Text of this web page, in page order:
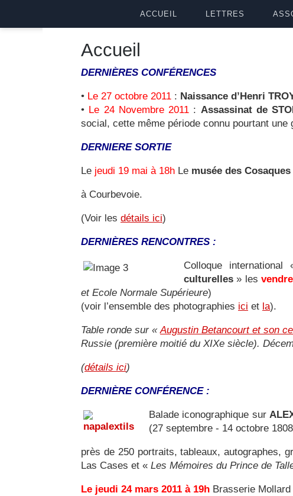
ACCUEIL LETTRES
Accueil
DERNIÈRES CONFÉRENCES
• Le 27 octobre 2011 : Naissance d’Henri
• Le 24 Novembre 2011 : Assassinat de
social, cette même période connu pourtant
DERNIERE SORTIE
Le jeudi 19 mai à 18h Le musée des
à Courbevoie.
(Voir les détails ici)
DERNIÈRES RENCONTRES :
Colloque international
culturelles » les
et Ecole Normale Supérieure)
(voir l’ensemble des photographies ici et la).
Table ronde sur «Augustin Betancourt et son
Russie (première moitié du XIXe siècle).
(détails ici)
DERNIÈRE CONFÉRENCE :
Balade iconographique sur
(27 septembre - 14 octobre
près de 250 portraits, tableaux, autographes,
Las Cases et « Les Mémoires du Prince de
Le jeudi 24 mars 2011 à 19h Brasserie